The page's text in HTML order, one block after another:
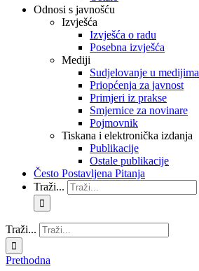
Odnosi s javnošću
Izvješća
Izvješća o radu
Posebna izvješća
Mediji
Sudjelovanje u medijima
Priopćenja za javnost
Primjeri iz prakse
Smjernice za novinare
Pojmovnik
Tiskana i elektronička izdanja
Publikacije
Ostale publikacije
Često Postavljena Pitanja
Traži...
Traži...
Prethodna